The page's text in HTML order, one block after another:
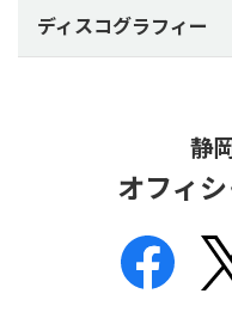
AOIについて
ディスコグラフィー
静
オフィ